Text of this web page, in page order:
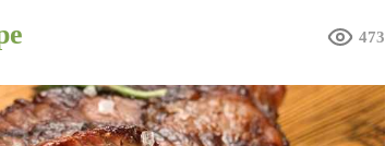
473